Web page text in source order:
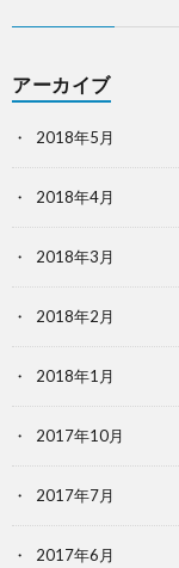
アーカイブ
2018年5月
2018年4月
2018年3月
2018年2月
2018年1月
2017年10月
2017年7月
2017年6月